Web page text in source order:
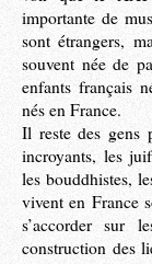
importante de
sont étrangers,
souvent née de
enfants français
nés en France.
Il reste des gens
incroyants, les
les bouddhistes,
vivent en France
s’accorder sur
construction des